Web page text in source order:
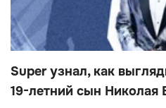
Super узнал, как
19-летний сын Николая